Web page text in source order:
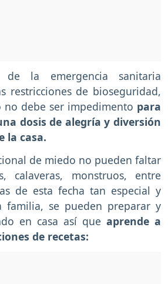
de la emergencia sanitaria
restricciones de bioseguridad,
no debe ser impedimento para
dosis de alegría y diversión
la casa.
de miedo no pueden faltar
calaveras, monstruos, entre
de esta fecha tan especial y
se pueden preparar y
en casa así que aprende a
de recetas: